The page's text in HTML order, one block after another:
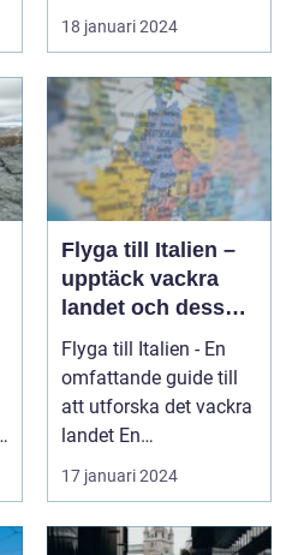
Canaria i Spanien, er...
18 januari 2024
Flyga till Italien –
upptäck vackra
landet och dess
mångfald
Flyga till Italien - En
omfattande guide till
att utforska det vackra
landet En
övergripande, grun...
17 januari 2024